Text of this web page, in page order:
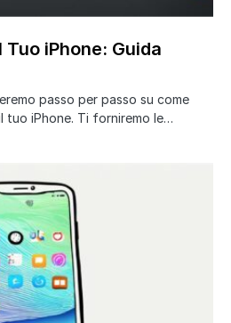
iPhone: Guida
passo per passo su come
tuo iPhone. Ti forniremo le…